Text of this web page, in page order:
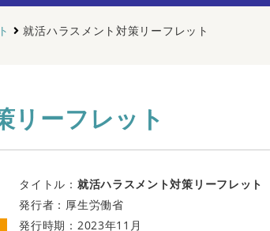
就活ハラスメント対策リーフレット
リーフレット
タイトル： 就活ハラスメント対策リーフレット
発行者：厚生労働省
発行時期：2023年11月